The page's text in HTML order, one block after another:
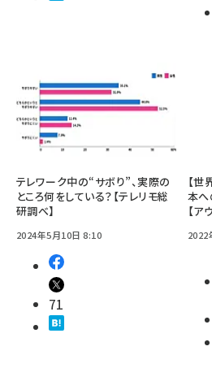
テレワーク中の“サボり”、実際の
ところ何をしている？【テレリモ総
研調べ】
2024年5月10日 8:10
71
【世
本へ
【ア
2022